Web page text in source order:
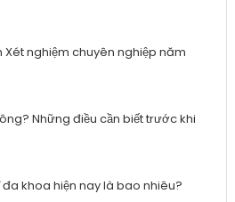
Xét nghiệm chuyên nghiệp năm
Những điều cần biết trước khi
đa khoa hiện nay là bao nhiêu?